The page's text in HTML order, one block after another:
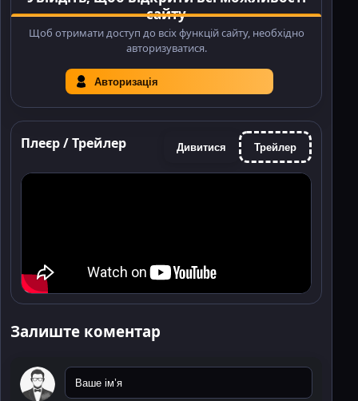
сайту
Щоб отримати доступ до всіх функцій сайту, необхідно
авторизуватися.
Авторизація
Плеєр / Трейлер Дивитися Трейлер
Залиште коментар